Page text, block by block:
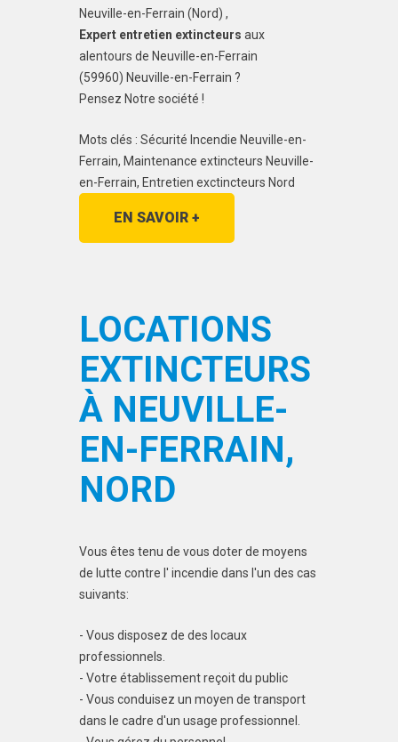
Neuville-en-Ferrain (Nord) ,
Expert entretien extincteurs aux
alentours de Neuville-en-Ferrain
(59960) Neuville-en-Ferrain ?
Pensez Notre société !
Mots clés : Sécurité Incendie Neuville-en-
Ferrain, Maintenance extincteurs Neuville-
en-Ferrain, Entretien exctincteurs Nord
EN SAVOIR +
LOCATIONS
EXTINCTEURS
À NEUVILLE-
EN-FERRAIN,
NORD
Vous êtes tenu de vous doter de moyens
de lutte contre l' incendie dans l'un des cas
suivants:
- Vous disposez de des locaux
professionnels.
- Votre établissement reçoit du public
- Vous conduisez un moyen de transport
dans le cadre d'un usage professionnel.